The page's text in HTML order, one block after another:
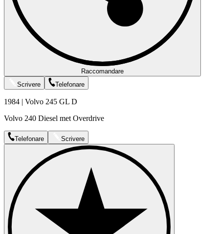
Raccomandare
Scrivere
Telefonare
1984 | Volvo 245 GL D
Volvo 240 Diesel met Overdrive
Telefonare Scrivere